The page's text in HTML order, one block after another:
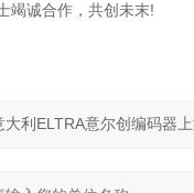
竭诚合作，共创未末!